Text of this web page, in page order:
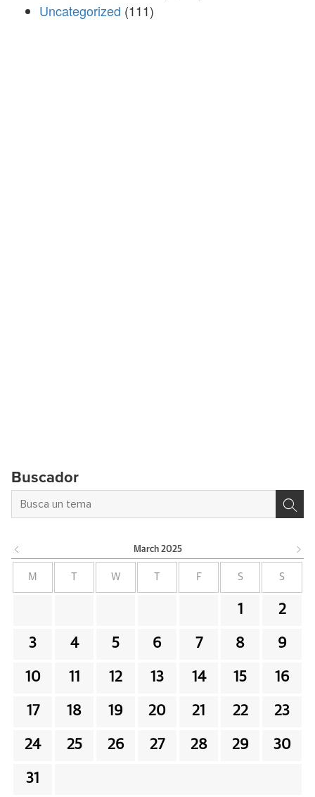
Uncategorized (111)
Buscador
March 2025
M W F S S
1 2
3 4 5 6 7 8 9
10 11 12 13 14 15 16
17 18 19 20 21 22 23
24 25 26 27 28 29 30
31